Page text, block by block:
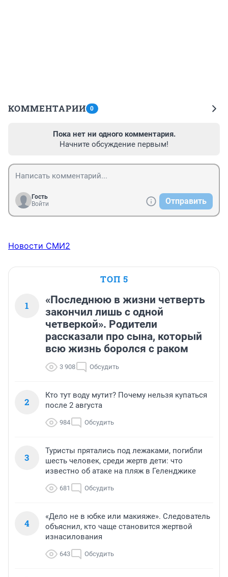
КОММЕНТАРИИ 0
Пока нет ни одного комментария.
Начните обсуждение первым!
Гость
Войти
Отправить
Новости СМИ2
ТОП 5
1
«Последнюю в жизни четверть
закончил лишь с одной
четверкой». Родители
рассказали про сына, который
всю жизнь боролся с раком
3 908 Обсудить
2
Кто тут воду мутит? Почему нельзя купаться
после 2 августа
984 Обсудить
3
Туристы прятались под лежаками, погибли
шесть человек, среди жертв дети: что
известно об атаке на пляж в Геленджике
681 Обсудить
4
«Дело не в юбке или макияже». Следователь
объяснил, кто чаще становится жертвой
изнасилования
643 Обсудить